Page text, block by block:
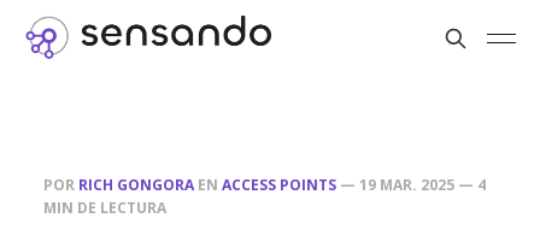
POR RICH GONGORA EN ACCESS POINTS — 19 MAR. 2025 — 4
MIN DE LECTURA